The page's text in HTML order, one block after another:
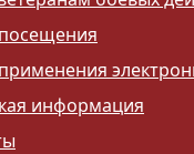
информация